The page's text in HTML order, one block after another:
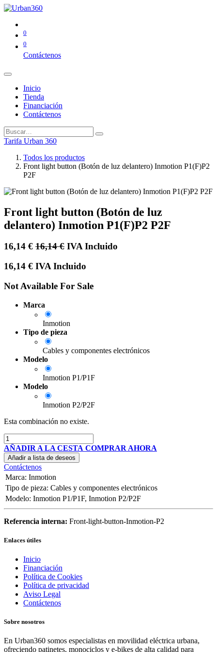
0
0
Contáctenos
Inicio
Tienda
Financiación
Contáctenos
Tarifa Urban 360
Todos los productos
Front light button (Botón de luz delantero) Inmotion P1(F)P2
P2F
Front light button (Botón de luz
delantero) Inmotion P1(F)P2 P2F
16,14 € 16,14€ IVA Incluido
16,14 € IVA Incluido
Not Available For Sale
Marca
Inmotion
Tipo de pieza
Cables y componentes electrónicos
Modelo
Inmotion P1/P1F
Modelo
Inmotion P2/P2F
Esta combinación no existe.
AÑADIR A LA CESTA COMPRAR AHORA
Añadir a lista de deseos
Contáctenos
Marca: Inmotion
Tipo de pieza: Cables y componentes electrónicos
Modelo: Inmotion P1/P1F, Inmotion P2/P2F
Referencia interna: Front-light-button-Inmotion-P2
Enlaces útiles
Inicio
Financiación
Política de Cookies
Política de privacidad
Aviso Legal
Contáctenos
Sobre nosotros
En Urban360 somos especialistas en movilidad eléctrica urbana,
ofreciendo patinetes, monociclos y e-bikes de alta calidad para